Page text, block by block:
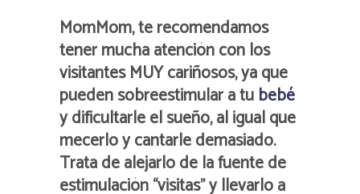
MomMom, te recomendamos
tener mucha atención con los
visitantes MUY cariñosos, ya que
pueden sobreestimular a tu bebé
y dificultarle el sueño, al igual que
mecerlo y cantarle demasiado.
Trata de alejarlo de la fuente de
estimulación “visitas” y llevarlo a